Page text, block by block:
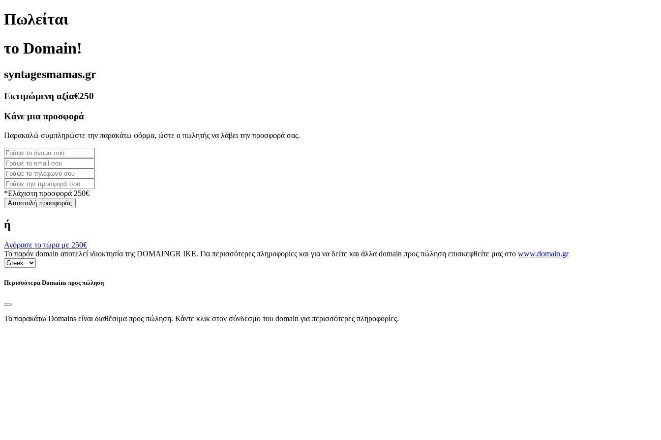
Πωλείται
το Domain!
syntagesmamas.gr
Εκτιμώμενη αξία€250
Κάνε μια προσφορά
Παρακαλώ συμπληρώστε την παρακάτω φόρμα, ώστε ο πωλητής να λάβει την προσφορά σας.
*Ελάχιστη προσφορά 250€
Αποστολή προσφοράς
ή
Αγόρασε το τώρα με 250€
Το παρόν domain αποτελεί ιδιοκτησία της DOMAINGR ΙΚΕ. Για περισσότερες πληροφορίες και για να δείτε και άλλα domain προς πώληση επισκεφθείτε μας στο www.domain.gr
Περισσότερα Domains προς πώληση
Τα παρακάτω Domains είναι διαθέσιμα προς πώληση. Κάντε κλικ στον σύνδεσμο του domain για περισσότερες πληροφορίες.